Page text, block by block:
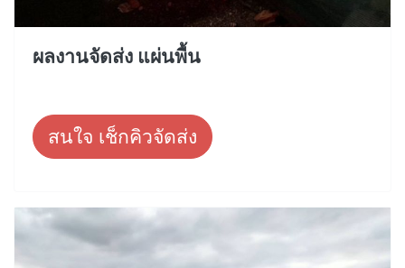
ผลงานจัดส่ง แผ่นพื้น
สนใจ เช็กคิวจัดส่ง